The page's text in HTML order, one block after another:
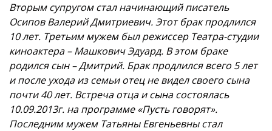
Вторым супругом стал начинающий писатель
Осипов Валерий Дмитриевич. Этот брак продлился
10 лет. Третьим мужем был режиссер Театра-студии
киноактера – Машкович Эдуард. В этом браке
родился сын – Дмитрий. Брак продлился всего 5 лет
и после ухода из семьи отец не видел своего сына
почти 40 лет. Встреча отца и сына состоялась
10.09.2013г. на программе «Пусть говорят».
Последним мужем Татьяны Евгеньевны стал